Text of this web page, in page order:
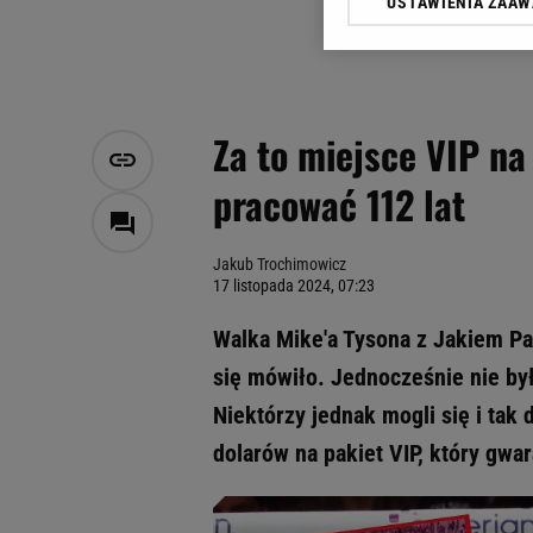
Za to miejsce VIP
pracować 112 lat
Jakub Trochimowicz
17 listopada 2024, 07:23
Walka Mike'a Tysona z Jakiem
się mówiło. Jednocześnie nie
Niektórzy jednak mogli się i tak
dolarów na pakiet VIP, który
Klikając „Akceptuję”
Zaufanych Partnerów i
My, nasi Zaufani
Użycie dokładnych
Przechowywanie